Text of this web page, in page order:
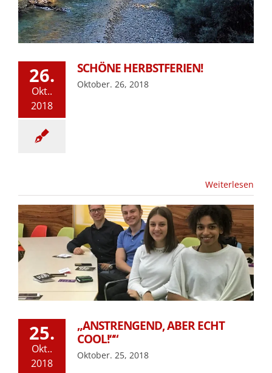
26.
Okt..
2018
SCHÖNE HERBSTFERIEN!
Oktober. 26, 2018
Weiterlesen
25.
Okt..
2018
„ANSTRENGEND, ABER ECHT
COOL!““
Oktober. 25, 2018